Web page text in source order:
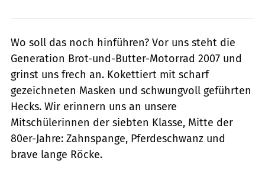
Wo soll das noch hinführen? Vor uns steht die
Generation Brot-und-Butter-Motorrad 2007 und
grinst uns frech an. Kokettiert mit scharf
gezeichneten Masken und schwungvoll geführten
Hecks. Wir erinnern uns an unsere
Mitschülerinnen der siebten Klasse, Mitte der
80er-Jahre: Zahnspange, Pferdeschwanz und
brave lange Röcke.